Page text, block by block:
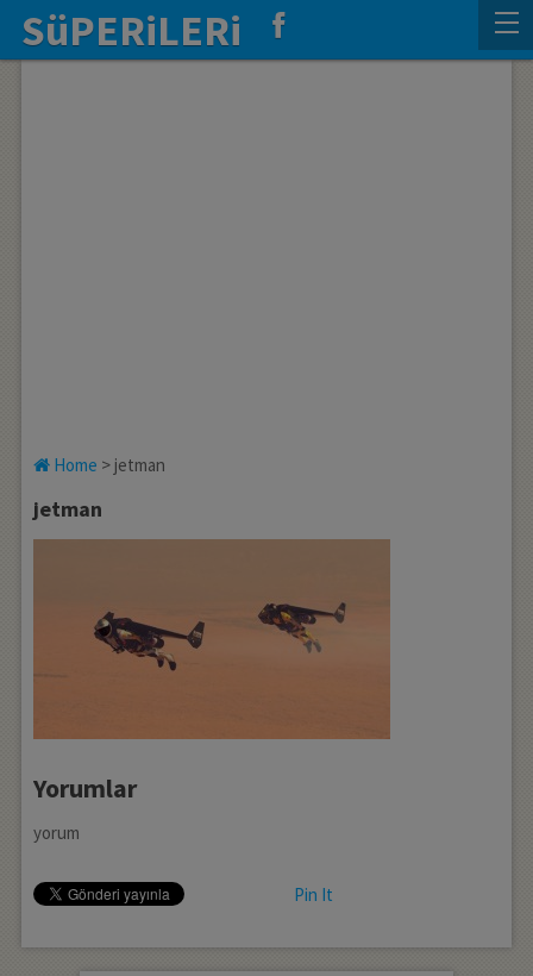
SüPERiLERi
Home > jetman
jetman
Yorumlar
yorum
Pin It